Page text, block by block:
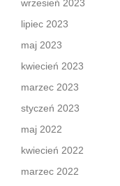
wrzesień 2023
lipiec 2023
maj 2023
kwiecień 2023
marzec 2023
styczeń 2023
maj 2022
kwiecień 2022
marzec 2022